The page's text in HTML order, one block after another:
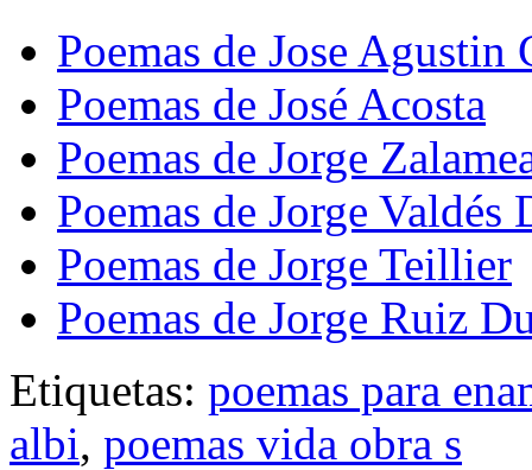
Poemas de Jose Agustin
Poemas de José Acosta
Poemas de Jorge
Poemas de Jorge Valdés
Poemas de Jorge Teillier
Poemas de Jorge Ruiz
Etiquetas: poemas para
albi, poemas vida obra s